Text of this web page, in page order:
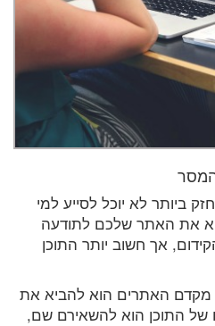
ביותר לא יוכל לסייע למי
את האתר שלכם לתודעה
אך חשוב יותר התוכן
מקדם האתרים הוא להביא את
של התוכן הוא להשאירם שם,